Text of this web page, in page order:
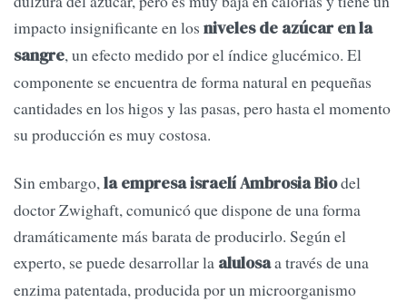
impacto insignificante en los niveles de azúcar en la
sangre, un efecto medido por el índice glucémico. El
componente se encuentra de forma natural en pequeñas
cantidades en los higos y las pasas, pero hasta el momento
su producción es muy costosa.
Sin embargo,la empresa israelí Ambrosia Biodel
doctor Zwighaft, comunicó que dispone de una forma
dramáticamente más barata de producirlo. Según el
experto, se puede desarrollar la alulosaa través de una
enzima patentada, producida por un microorganismo